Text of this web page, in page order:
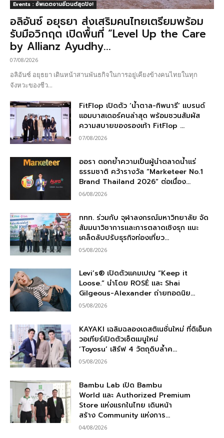
Events : อัพเดตงานอีเวนต์สุดปัง!
อลิอันซ์ อยุธยา ส่งเสริมคนไทยเตรียมพร้อม
รับมือวิกฤต เปิดพื้นที่ “Level Up the Care
by Allianz Ayudhy...
07/08/2026
อลิอันซ์ อยุธยา เดินหน้าสานพันธกิจในการอยู่เคียงข้างคนไทยในทุก
จังหวะของชีว...
FitFlop เปิดตัว ‘น้ำตาล-ทิพนารี’ แบรนด์
แอมบาสเดอร์คนล่าสุด พร้อมชวนสัมผัส
ความสบายของรองเท้า FitFlop ...
07/08/2026
ออรา ตอกย้ำความเป็นผู้นำตลาดน้ำแร่
ธรรมชาติ คว้ารางวัล “Marketeer No.1
Brand Thailand 2026” ต่อเนื่อง...
06/08/2026
ททท. ร่วมกับ จุฬาลงกรณ์มหาวิทยาลัย จัด
สัมมนาวิชาการและการตลาดเชิงรุก แนะ
เคล็ดลับปรับธุรกิจท่องเที่ยว...
05/08/2026
Levi’s® เปิดตัวแคมเปญ “Keep it
Loose.” นำโดย ROSÉ และ Shai
Gilgeous-Alexander ถ่ายทอดนิย...
05/08/2026
KAYAKI เฉลิมฉลองเดสติเนชั่นใหม่ ที่ดิเอ็มค
วอเทียร์เปิดตัวเซ็ตเมนูใหม่
‘Toyosu’ เสิร์ฟ 4 วัตถุดิบล้ำค...
05/08/2026
Bambu Lab เปิด Bambu
World และ Authorized Premium
Store แห่งแรกในไทย เดินหน้า
สร้าง Community แห่งการ...
04/08/2026